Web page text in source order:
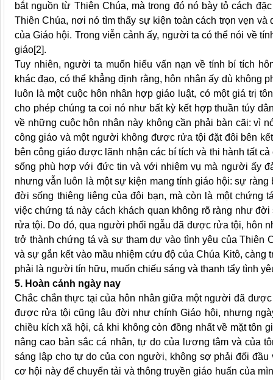
bắt nguồn từ Thiên Chúa, mà trong đó nó bày tỏ cách
Thiên Chúa, nơi nó tìm thấy sự kiện toàn cách trọn vẹn
của Giáo hội. Trong viễn cảnh ấy, người ta có thể nói về
giáo[2].
Tuy nhiên, người ta muốn hiểu vấn nạn về tính bí tích
khác đạo, có thể khẳng định rằng, hôn nhân ấy dù
luôn là một cuộc hôn nhân hợp giáo luật, có một giá trị
cho phép chúng ta coi nó như bất kỳ kết hợp thuần túy
về những cuộc hôn nhân này không cần phải bàn cãi: vì
công giáo và một người không được rửa tội đặt đôi bên
bên công giáo được lãnh nhận các bí tích và thi hành tất
sống phù hợp với đức tin và với nhiệm vụ mà người ấy
nhưng vẫn luôn là một sự kiện mang tính giáo hội: sự
đời sống thiêng liêng của đôi bạn, mà còn là một chứng
việc chứng tá này cách khách quan không rõ ràng như
rửa tội. Do đó, qua người phối ngẫu đã được rửa tội, hôn
trở thành chứng tá và sự tham dự vào tình yêu của
và sự gắn kết vào mầu nhiệm cứu độ của Chúa Kitô,
phải là người tín hữu, muốn chiếu sáng và thanh tẩy tình
5. Hoàn cảnh ngày nay
Chắc chắn thực tại của hôn nhân giữa một người đã
được rửa tội cũng lâu đời như chính Giáo hội, nhưng
chiều kích xã hội, cả khi không còn đồng nhất về mặt tôn
nâng cao bản sắc cá nhân, tự do của lương tâm và của
sáng lập cho tự do của con người, không sợ phải đối
cơ hội này để chuyển tải và thông truyền giáo huấn của